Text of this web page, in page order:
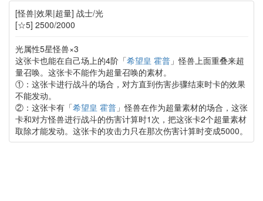
[怪兽|效果|超量] 战士/光
[☆5] 2500/2000
光属性5星怪兽×3
这张卡也能在自己场上的4阶「希望皇 霍普」怪兽上面重叠来超
量召唤。这张卡不能作为超量召唤的素材。
①：这张卡进行战斗的场合，对方直到伤害步骤结束时卡的效果
不能发动。
②：这张卡有「希望皇 霍普」怪兽在作为超量素材的场合，这张
卡和对方怪兽进行战斗的伤害计算时1次，把这张卡2个超量素材
取除才能发动。这张卡的攻击力只在那次伤害计算时变成5000。